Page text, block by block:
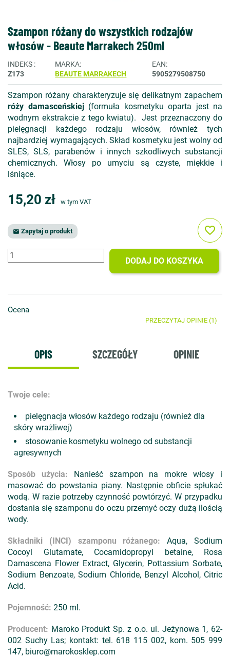
Szampon różany do wszystkich rodzajów
włosów - Beaute Marrakech 250ml
INDEKS
Z173
MARKA
BEAUTE MARRAKECH
EAN
5905279508750
Szampon różany charakteryzuje się delikatnym zapachem
róży damasceńskiej(formuła kosmetyku oparta jest na
wodnym ekstrakcie z tego kwiatu). Jest przeznaczony do
pielęgnacji każdego rodzaju włosów, również tych
najbardziej wymagających. Skład kosmetyku jest wolny od
SLES, SLS, parabenów i innych szkodliwych substancji
chemicznych. Włosy po umyciu są czyste, miękkie i
lśniące.
15,20 zł w tym VAT
 Zapytaj o produkt
DODAJ DO KOSZYKA
favorite_border
Ocena
PRZECZYTAJ OPINIE (1)
OPIS SZCZEGÓŁY OPINIE
Twoje cele:
pielęgnacja włosów każdego rodzaju (również dla
skóry wrażliwej)
stosowanie kosmetyku wolnego od substancji
agresywnych
Sposób użycia: Nanieść szampon na mokre włosy i
masować do powstania piany. Następnie obficie spłukać
wodą. W razie potrzeby czynność powtórzyć. W przypadku
dostania się szamponu do oczu przemyć oczy dużą ilością
wody.
Składniki (INCI) szamponu różanego: Aqua, Sodium
Cocoyl Glutamate, Cocamidopropyl betaine, Rosa
Damascena Flower Extract, Glycerin, Pottassium Sorbate,
Sodium Benzoate, Sodium Chloride, Benzyl Alcohol, Citric
Acid.
Pojemność: 250 ml.
Producent: Maroko Produkt Sp. z o.o. ul. Jeżynowa 1, 62-
002 Suchy Las; kontakt: tel. 618 115 002, kom. 505 999
147, biuro@marokosklep.com